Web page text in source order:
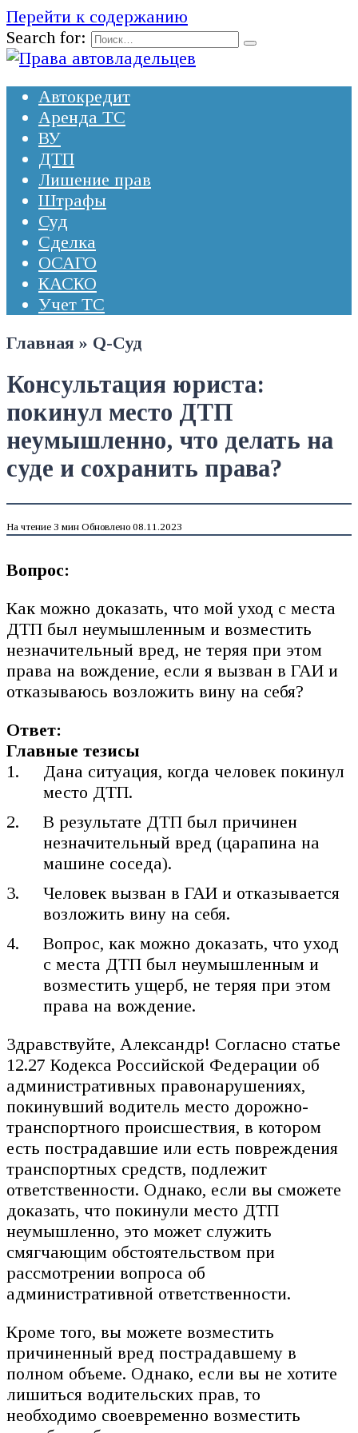
Перейти к содержанию
Search for:
Автокредит
Аренда ТС
ВУ
ДТП
Лишение прав
Штрафы
Суд
Сделка
ОСАГО
КАСКО
Учет ТС
Главная » Q-Суд
Консультация юриста:
покинул место ДТП
неумышленно, что делать на
суде и сохранить права?
На чтение 3 мин Обновлено 08.11.2023
Вопрос:
Как можно доказать, что мой уход с места
ДТП был неумышленным и возместить
незначительный вред, не теряя при этом
права на вождение, если я вызван в ГАИ и
отказываюсь возложить вину на себя?
Ответ:
Главные тезисы
Дана ситуация, когда человек покинул
место ДТП.
В результате ДТП был причинен
незначительный вред (царапина на
машине соседа).
Человек вызван в ГАИ и отказывается
возложить вину на себя.
Вопрос, как можно доказать, что уход
с места ДТП был неумышленным и
возместить ущерб, не теряя при этом
права на вождение.
Здравствуйте, Александр! Согласно статье
12.27 Кодекса Российской Федерации об
административных правонарушениях,
покинувший водитель место дорожно-
транспортного происшествия, в котором
есть пострадавшие или есть повреждения
транспортных средств, подлежит
ответственности. Однако, если вы сможете
доказать, что покинули место ДТП
неумышленно, это может служить
смягчающим обстоятельством при
рассмотрении вопроса об
административной ответственности.
Кроме того, вы можете возместить
причиненный вред пострадавшему в
полном объеме. Однако, если вы не хотите
лишиться водительских прав, то
необходимо своевременно возместить